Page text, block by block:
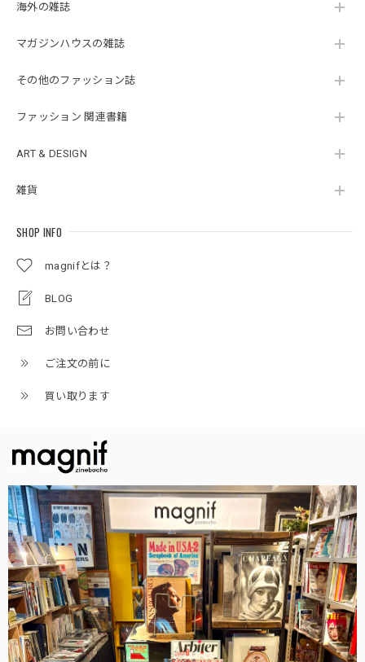
海外の雑誌
マガジンハウスの雑誌
その他のファッション誌
ファッション 関連書籍
ART & DESIGN
雑貨
SHOP INFO
magnifとは？
BLOG
お問い合わせ
ご注文の前に
買い取ります